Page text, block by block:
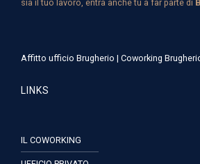
sia il tuo lavoro, entra anche tu a far parte di
Affitto ufficio Brugherio | Coworking
LINKS
IL COWORKING